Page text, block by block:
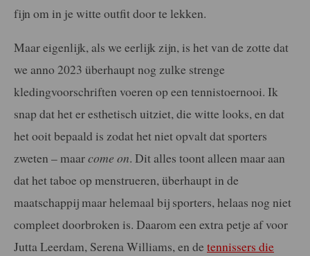
fijn om in je witte outfit door te lekken.
Maar eigenlijk, als we eerlijk zijn, is het van de zotte dat
we anno 2023 überhaupt nog zulke strenge
kledingvoorschriften voeren op een tennistoernooi. Ik
snap dat het er esthetisch uitziet, die witte looks, en dat
het ooit bepaald is zodat het niet opvalt dat sporters
zweten – maarcome on. Dit alles toont alleen maar aan
dat het taboe op menstrueren, überhaupt in de
maatschappij maar helemaal bij sporters, helaas nog niet
compleet doorbroken is. Daarom een extra petje af voor
Jutta Leerdam, Serena Williams, en de tennissers die